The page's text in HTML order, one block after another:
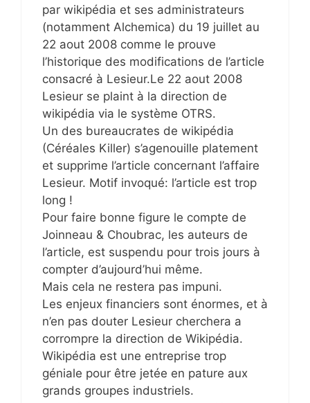
par wikipédia et ses administrateurs
(notamment Alchemica) du 19 juillet au
22 aout 2008 comme le prouve
l’historique des modifications de l’article
consacré à Lesieur.Le 22 aout 2008
Lesieur se plaint à la direction de
wikipédia via le système OTRS.
Un des bureaucrates de wikipédia
(Céréales Killer) s’agenouille platement
et supprime l’article concernant l’affaire
Lesieur. Motif invoqué: l’article est trop
long !
Pour faire bonne figure le compte de
Joinneau & Choubrac, les auteurs de
l’article, est suspendu pour trois jours à
compter d’aujourd’hui même.
Mais cela ne restera pas impuni.
Les enjeux financiers sont énormes, et à
n’en pas douter Lesieur cherchera a
corrompre la direction de Wikipédia.
Wikipédia est une entreprise trop
géniale pour être jetée en pature aux
grands groupes industriels.